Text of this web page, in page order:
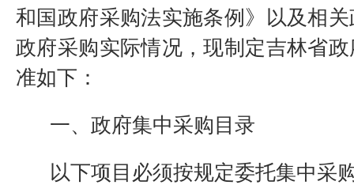
和国政府采购法实施条例》以及相
政府采购实际情况，现制定吉林省
准如下：
一、政府集中采购目录
以下项目必须按规定委托集中采